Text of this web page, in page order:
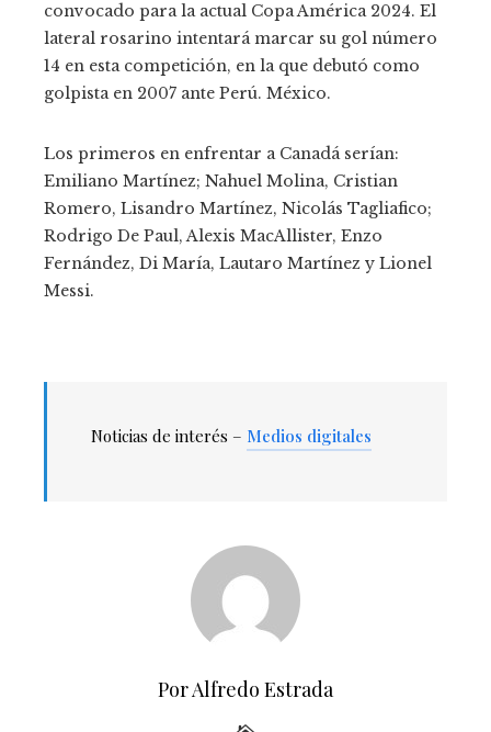
convocado para la actual Copa América 2024. El
lateral rosarino intentará marcar su gol número
14 en esta competición, en la que debutó como
golpista en 2007 ante Perú. México.
Los primeros en enfrentar a Canadá serían:
Emiliano Martínez; Nahuel Molina, Cristian
Romero, Lisandro Martínez, Nicolás Tagliafico;
Rodrigo De Paul, Alexis MacAllister, Enzo
Fernández, Di María, Lautaro Martínez y Lionel
Messi.
Noticias de interés – Medios digitales
Por Alfredo Estrada